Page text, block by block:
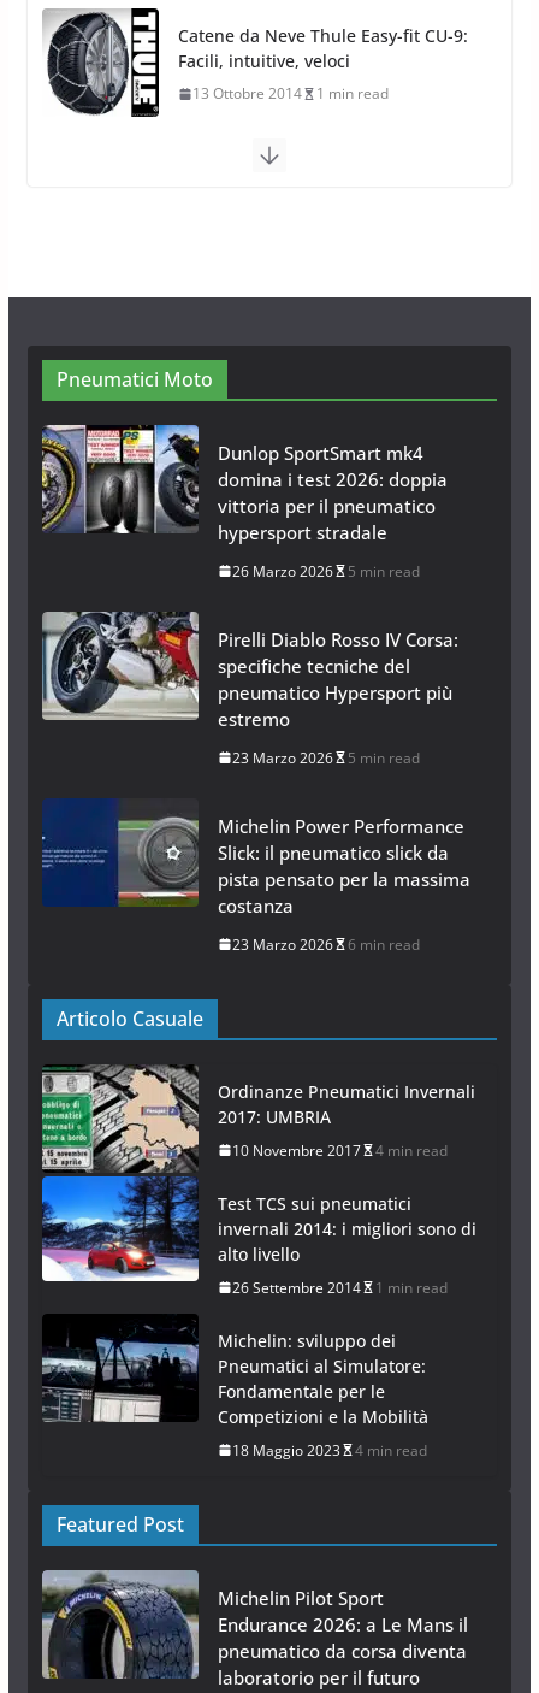
Calze da Neve Arexocks by
Arexons
26 Ottobre 2013 1 min read
Calze da Neve per Auto 2025:
26 Gennaio 2017
Pneumatici Moto
Dunlop SportSmart mk4
domina i test 2026: doppia
vittoria per il pneumatico
hypersport stradale
26 Marzo 2026 5 min read
Pirelli Diablo Rosso IV Corsa:
specifiche tecniche del
pneumatico Hypersport più
estremo
23 Marzo 2026 5 min read
Michelin Power Performance
Slick: il pneumatico slick da
pista pensato per la massima
costanza
23 Marzo 2026 6 min read
Articolo Casuale
Ordinanze Pneumatici Invernali
2017: UMBRIA
10 Novembre 2017 4 min read
Test TCS sui pneumatici
invernali 2014: i migliori sono di
alto livello
26 Settembre 2014 1 min read
Michelin: sviluppo dei
Pneumatici al Simulatore:
Fondamentale per le
Competizioni e la Mobilità
18 Maggio 2023 4 min read
Featured Post
Michelin Pilot Sport
Endurance 2026: a Le Mans il
pneumatico da corsa diventa
laboratorio per il futuro